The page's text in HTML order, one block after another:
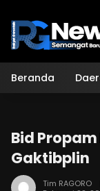
konten
Beranda
Bid
Gaktibplin
Tim RAGORO